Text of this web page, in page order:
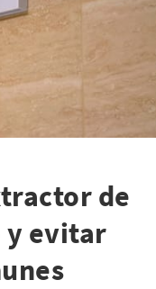
de
y evitar